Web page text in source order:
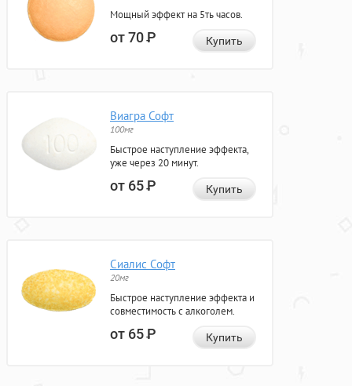
Мощный эффект на 5ть часов.
от 70Р Купить
Виагра Софт
100мг
Быстрое наступление эффекта,
уже через 20 минут.
от 65Р Купить
Сиалис Софт
20мг
Быстрое наступление эффекта и
совместимость с алкоголем.
от 65Р Купить